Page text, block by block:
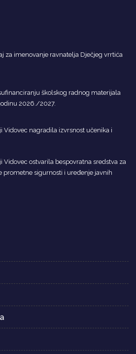
za imenovanje ravnatelja Dječjeg vrrtića
školskog radnog materijala
2026./2027.
Vidovec nagradila izvrsnost učenika i
Vidovec ostvarila bespovratna sredstva za
prometne sigurnosti i uređenje javnih